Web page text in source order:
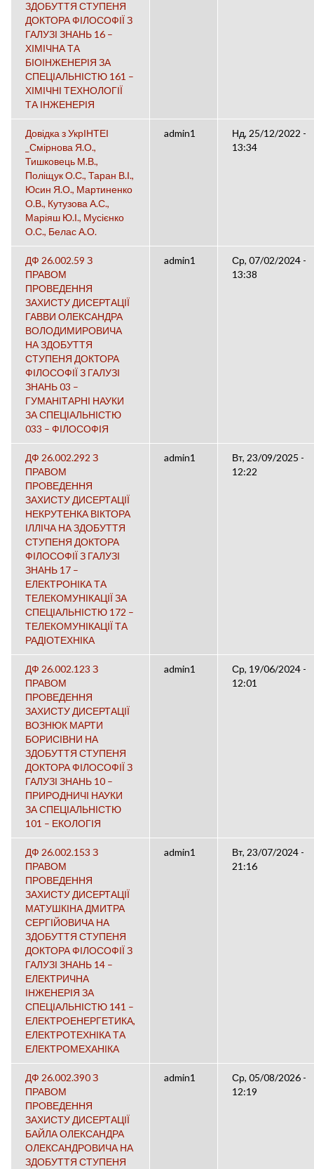
ЗДОБУТТЯ СТУПЕНЯ
ДОКТОРА ФІЛОСОФІЇ З
ГАЛУЗІ ЗНАНЬ 16 –
ХІМІЧНА ТА
БІОІНЖЕНЕРІЯ ЗА
СПЕЦІАЛЬНІСТЮ 161 –
ХІМІЧНІ ТЕХНОЛОГІЇ
ТА ІНЖЕНЕРІЯ
Довідка з УкрІНТЕІ
_Смірнова Я.О.,
Тишковець М.В.,
Поліщук О.С., Таран В.І.,
Юсин Я.О., Мартиненко
О.В., Кутузова А.С.,
Маріяш Ю.І., Мусієнко
О.С., Белас А.О.
admin1
Нд, 25/12/2022 -
13:34
ДФ 26.002.59 З
ПРАВОМ
ПРОВЕДЕННЯ
ЗАХИСТУ ДИСЕРТАЦІЇ
ГАВВИ ОЛЕКСАНДРА
ВОЛОДИМИРОВИЧА
НА ЗДОБУТТЯ
СТУПЕНЯ ДОКТОРА
ФІЛОСОФІЇ З ГАЛУЗІ
ЗНАНЬ 03 –
ГУМАНІТАРНІ НАУКИ
ЗА СПЕЦІАЛЬНІСТЮ
033 – ФІЛОСОФІЯ
admin1
Ср, 07/02/2024 -
13:38
ДФ 26.002.292 З
ПРАВОМ
ПРОВЕДЕННЯ
ЗАХИСТУ ДИСЕРТАЦІЇ
НЕКРУТЕНКА ВІКТОРА
ІЛЛІЧА НА ЗДОБУТТЯ
СТУПЕНЯ ДОКТОРА
ФІЛОСОФІЇ З ГАЛУЗІ
ЗНАНЬ 17 –
ЕЛЕКТРОНІКА ТА
ТЕЛЕКОМУНІКАЦІЇ ЗА
СПЕЦІАЛЬНІСТЮ 172 –
ТЕЛЕКОМУНІКАЦІЇ ТА
РАДІОТЕХНІКА
admin1
Вт, 23/09/2025 -
12:22
ДФ 26.002.123 З
ПРАВОМ
ПРОВЕДЕННЯ
ЗАХИСТУ ДИСЕРТАЦІЇ
ВОЗНЮК МАРТИ
БОРИСІВНИ НА
ЗДОБУТТЯ СТУПЕНЯ
ДОКТОРА ФІЛОСОФІЇ З
ГАЛУЗІ ЗНАНЬ 10 –
ПРИРОДНИЧІ НАУКИ
ЗА СПЕЦІАЛЬНІСТЮ
101 – ЕКОЛОГІЯ
admin1
Ср, 19/06/2024 -
12:01
ДФ 26.002.153 З
ПРАВОМ
ПРОВЕДЕННЯ
ЗАХИСТУ ДИСЕРТАЦІЇ
МАТУШКІНА ДМИТРА
СЕРГІЙОВИЧА НА
ЗДОБУТТЯ СТУПЕНЯ
ДОКТОРА ФІЛОСОФІЇ З
ГАЛУЗІ ЗНАНЬ 14 –
ЕЛЕКТРИЧНА
ІНЖЕНЕРІЯ ЗА
СПЕЦІАЛЬНІСТЮ 141 –
ЕЛЕКТРОЕНЕРГЕТИКА,
ЕЛЕКТРОТЕХНІКА ТА
ЕЛЕКТРОМЕХАНІКА
admin1
Вт, 23/07/2024 -
21:16
ДФ 26.002.390 З
ПРАВОМ
ПРОВЕДЕННЯ
ЗАХИСТУ ДИСЕРТАЦІЇ
БАЙЛА ОЛЕКСАНДРА
ОЛЕКСАНДРОВИЧА НА
ЗДОБУТТЯ СТУПЕНЯ
admin1
Ср, 05/08/2026 -
12:19